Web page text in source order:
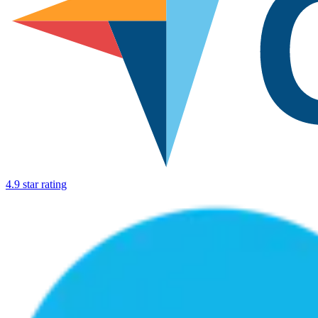
4.9 star rating